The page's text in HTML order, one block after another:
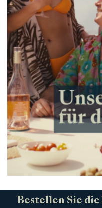
Bestellen Sie die